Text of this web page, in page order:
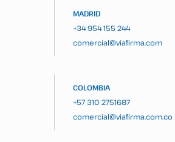
MADRID
+34 954 155 244
comercial@viafirma.com
COLOMBIA
+57 310 2751687
comercial@viafirma.com.co